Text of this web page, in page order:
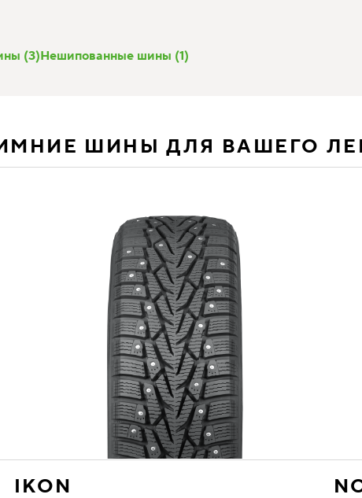
(3)Нешипованные шины (1)
ШИНЫ ДЛЯ ВАШЕГО
IKON